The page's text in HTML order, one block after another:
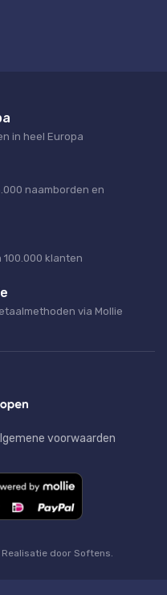
in heel Europa
naamborden en
100.000 klanten
via Mollie
voorwaarden
door Softens.